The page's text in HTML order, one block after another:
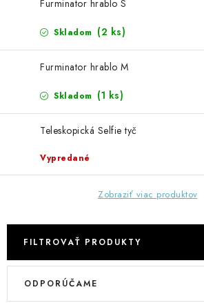
ELEKTROINŠTALAČNÝ MATERIÁL
KÁBLE A KONEKTORY
OSVETLENIE
TELEFÓNY, TABLETY, GSM
NEZARADENÉ
Furminator hrablo S
Skladom (2 ks)
Furminator hrablo M
Skladom (1 ks)
Teleskopická Selfie tyč
Vypredané
Zobraziť viac produktov
FILTROVAŤ PRODUKTY
V
R
ODPORÚČAME